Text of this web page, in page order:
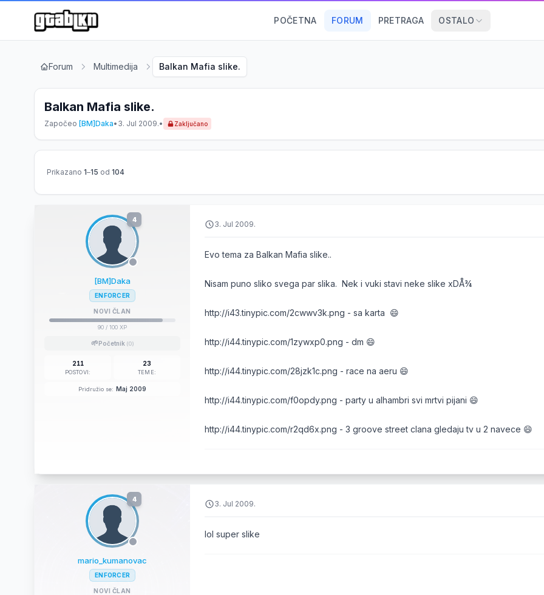
POČETNA FORUM PRETRAGA OSTALO
Forum Multimedija Balkan Mafia slike.
Balkan Mafia slike.
Započeo [BM]Daka• 3. Jul 2009.• Zaključano
Prikazano 1–15 od 104
4
[BM]Daka
ENFORCER
NOVI ČLAN
90 / 100 XP
🌱Početnik (0)
211
POSTOVI:
23
TEME:
Pridružio se: Maj 2009
3. Jul 2009.
Evo tema za Balkan Mafia slike..
Nisam puno sliko svega par slika. Nek i vuki stavi neke slike xDÅ¾
http://i43.tinypic.com/2cwwv3k.png - sa karta 😄
http://i44.tinypic.com/1zywxp0.png - dm 😄
http://i44.tinypic.com/28jzk1c.png - race na aeru 😄
http://i44.tinypic.com/f0opdy.png - party u alhambri svi mrtvi pijani 😄
http://i44.tinypic.com/r2qd6x.png - 3 groove street clana gledaju tv u 2 navece 😄
4
mario_kumanovac
ENFORCER
NOVI ČLAN
3. Jul 2009.
lol super slike